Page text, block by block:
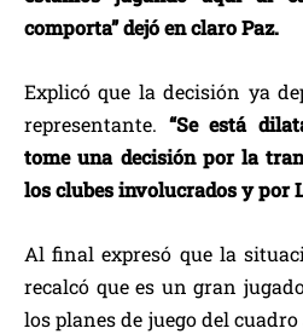
comporta” dejó en claro Paz.
Explicó que la decisión ya
representante. “Se está
tome una decisión por la
los clubes involucrados y por
Al final expresó que la
recalcó que es un gran
los planes de juego del cuadro